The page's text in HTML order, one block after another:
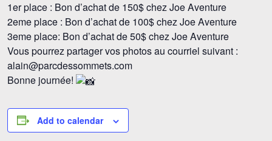
1er place : Bon d’achat de 150$ chez Joe Aventure
2eme place : Bon d’achat de 100$ chez Joe Aventure
3eme place: Bon d’achat de 50$ chez Joe Aventure
Vous pourrez partager vos photos au courriel suivant :
alain@parcdessommets.com
Bonne journée!
Add to calendar